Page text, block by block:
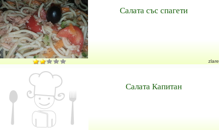
Салата със спагети
zlare
Салата Капитан